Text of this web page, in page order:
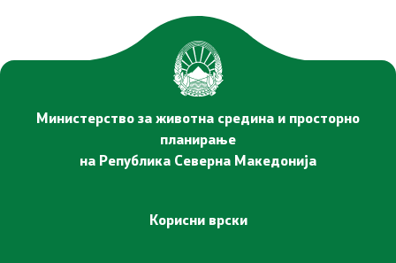
ИСКЗ
Студии за ОВЖС
Министерство за животна средина и просторно
планирање
на Република Северна Македонија
Корисни врски